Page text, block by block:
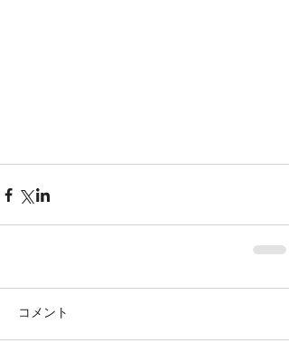
コメント